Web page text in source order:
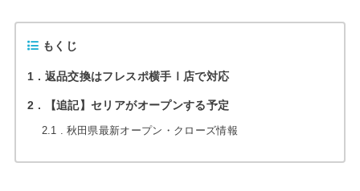
もくじ
1 返品交換はフレスポ横手Ⅰ店で対応
2 【追記】セリアがオープンする予定
2.1 秋田県最新オープン・クローズ情報